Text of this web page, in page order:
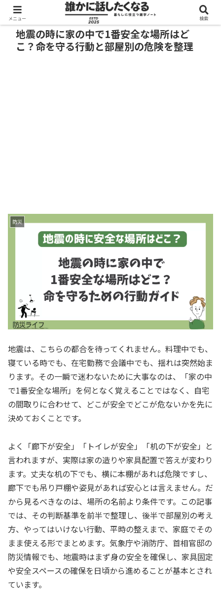
地震の時に家の中で1番安全な場所はど
こ？命を守る行動と部屋別の危険を整理
防災
地震は、こちらの都合を待ってくれません。料理中でも、
寝ている時でも、在宅勤務で会議中でも、揺れは突然始ま
ります。その一瞬で迷わないために大事なのは、「家の中
で1番安全な場所」を何となく覚えることではなく、自宅
の間取りに合わせて、どこが安全でどこが危ないかを先に
決めておくことです。
よく「廊下が安全」「トイレが安全」「机の下が安全」と
言われますが、実際は家の造りや家具配置で答えが変わり
ます。丈夫な机の下でも、横に本棚があれば危険ですし、
廊下でも吊り戸棚や姿見があれば安心とは言えません。だ
から見るべきなのは、場所の名前より条件です。この記事
では、その判断基準を前半で整理し、後半で部屋別の考え
方、やってはいけない行動、平時の整えまで、家庭でその
まま使える形でまとめます。気象庁や消防庁、首相官邸の
防災情報でも、地震時はまず身の安全を確保し、家具固定
や安全スペースの確保を日頃から進めることが基本とされ
ています。
メニュー 検索